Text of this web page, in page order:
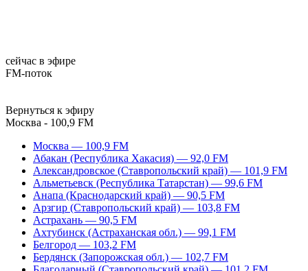
сейчас в эфире
FM-поток
Вернуться к эфиру
Москва - 100,9 FM
Москва — 100,9 FM
Абакан (Республика Хакасия) — 92,0 FM
Александровское (Ставропольский край) — 101,9 FM
Альметьевск (Республика Татарстан) — 99,6 FM
Анапа (Краснодарский край) — 90,5 FM
Арзгир (Ставропольский край) — 103,8 FM
Астрахань — 90,5 FM
Ахтубинск (Астраханская обл.) — 99,1 FM
Белгород — 103,2 FM
Бердянск (Запорожская обл.) — 102,7 FM